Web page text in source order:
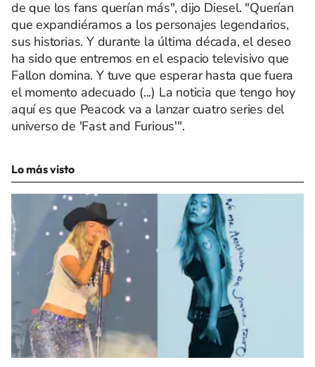
de que los fans querían más", dijo Diesel. "Querían
que expandiéramos a los personajes legendarios,
sus historias. Y durante la última década, el deseo
ha sido que entremos en el espacio televisivo que
Fallon domina. Y tuve que esperar hasta que fuera
el momento adecuado (...) La noticia que tengo hoy
aquí es que Peacock va a lanzar cuatro series del
universo de 'Fast and Furious'".
Lo más visto